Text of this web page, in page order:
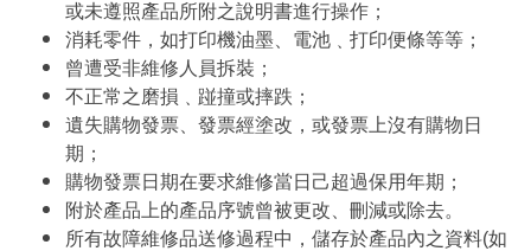
或未遵照產品所附之說明書進行操作；
消耗零件，如打印機油墨、電池﹑打印便條等等；
曾遭受非維修人員拆裝；
不正常之磨損﹑踫撞或摔跌；
遺失購物發票、發票經塗改，或發票上沒有購物日
期；
購物發票日期在要求維修當日己超過保用年期；
附於產品上的產品序號曾被更改、刪減或除去。
所有故障維修品送修過程中，儲存於產品內之資料(如